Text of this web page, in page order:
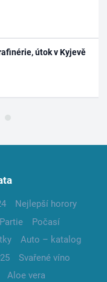
útok v Kyjevě
Nejlepší horory
Partie
Počasí
Auto – katalog
Svařené víno
Aloe vera